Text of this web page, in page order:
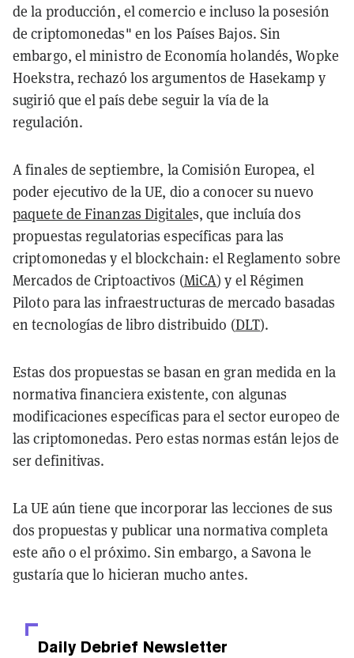
de la producción, el comercio e incluso la posesión
de criptomonedas" en los Países Bajos. Sin
embargo, el ministro de Economía holandés, Wopke
Hoekstra, rechazó los argumentos de Hasekamp y
sugirió que el país debe seguir la vía de la
regulación.
A finales de septiembre, la Comisión Europea, el
poder ejecutivo de la UE, dio a conocer su nuevo
paquete de Finanzas Digitales, que incluía dos
propuestas regulatorias específicas para las
criptomonedas y el blockchain: el Reglamento sobre
Mercados de Criptoactivos (MiCA) y el Régimen
Piloto para las infraestructuras de mercado basadas
en tecnologías de libro distribuido (DLT).
Estas dos propuestas se basan en gran medida en la
normativa financiera existente, con algunas
modificaciones específicas para el sector europeo de
las criptomonedas. Pero estas normas están lejos de
ser definitivas.
La UE aún tiene que incorporar las lecciones de sus
dos propuestas y publicar una normativa completa
este año o el próximo. Sin embargo, a Savona le
gustaría que lo hicieran mucho antes.
Daily Debrief Newsletter